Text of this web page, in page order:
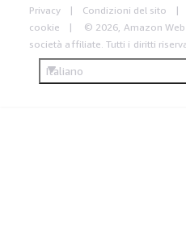
Privacy Condizioni del sito
cookie
© 2026, Amazon Web
società affiliate. Tutti i diritti
Italiano